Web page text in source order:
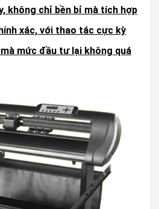
không chỉ bền bỉ mà tích hợp
xác, với thao tác cực kỳ
mức đầu tư lại không quá